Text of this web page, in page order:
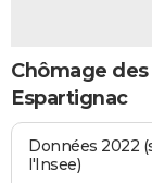
Chômage
Espartignac
Données 2022
l'Insee)